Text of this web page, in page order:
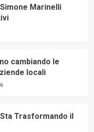
Marinelli
cambiando le
locali
Trasformando il